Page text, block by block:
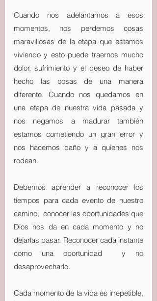
Cuando nos adelantamos a esos
momentos, nos perdemos cosas
maravillosas de la etapa que estamos
viviendo y esto puede traernos mucho
dolor, sufrimiento y el deseo de haber
hecho las cosas de una manera
diferente. Cuando nos quedamos en
una etapa de nuestra vida pasada y
nos negamos a madurar también
estamos cometiendo un gran error y
nos hacemos daño y a quienes nos
rodean.
Debemos aprender a reconocer los
tiempos para cada evento de nuestro
camino,  conocer las oportunidades que
Dios nos da en cada momento y no
dejarlas pasar. Reconocer cada instante
como una oportunidad  y no
desaprovecharlo.
Cada momento de la vida es irrepetible,